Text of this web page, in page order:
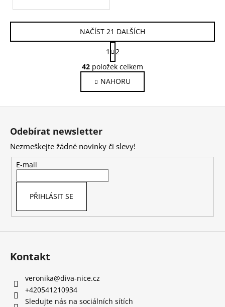
O
v
l
á
d
p
r
ý
NAČÍST 21 DALŠÍCH
S
t
r
á
n
k
í
1
2
42 položek celkem
NAHORU
Z
Odebírat newsletter
Nezmeškejte žádné novinky či slevy!
E-mail
PŘIHLÁSIT SE
Kontakt
veronika@diva-nice.cz
+420541210934
Sledujte nás na sociálních sítích